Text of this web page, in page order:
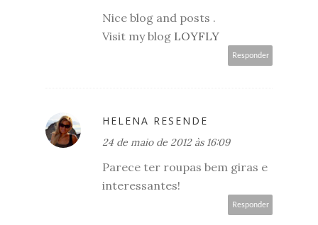
Nice blog and posts .
Visit my blog LOYFLY
Responder
HELENA RESENDE
24 de maio de 2012 às 16:09
Parece ter roupas bem giras e
interessantes!
Responder